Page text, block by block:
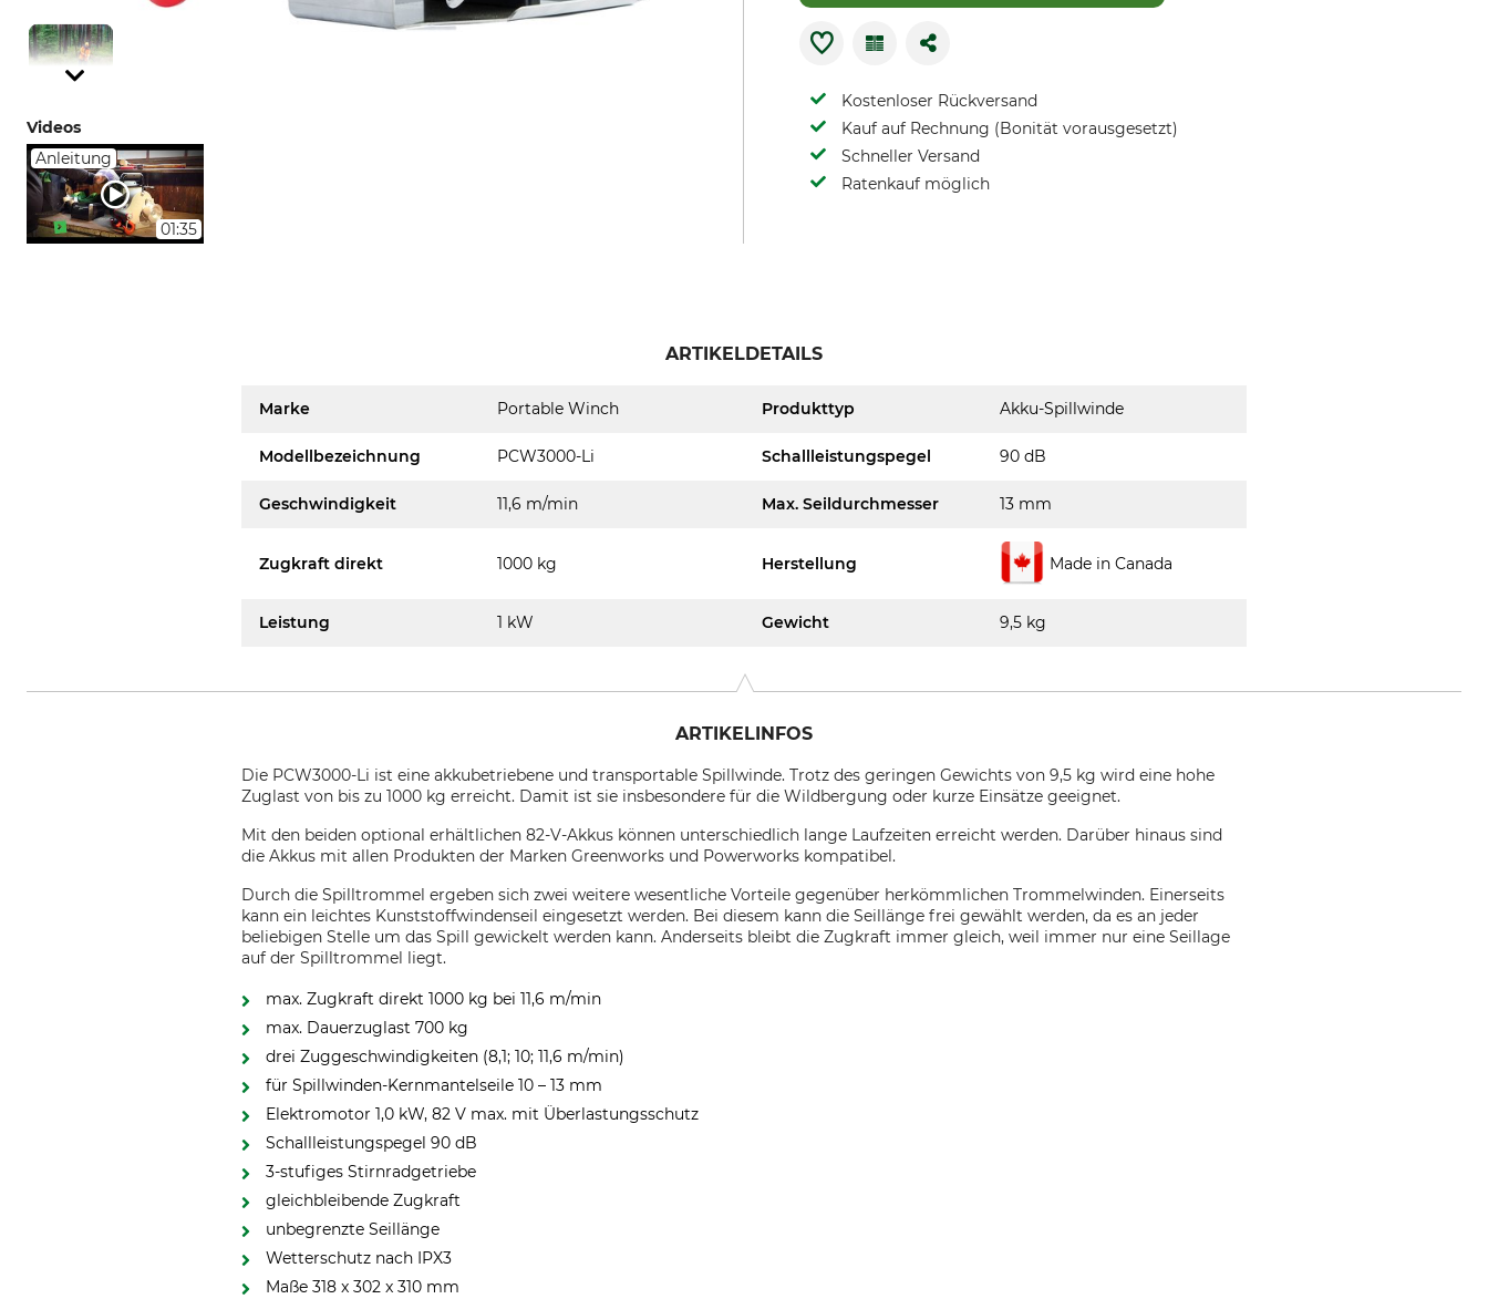
Videos
Anleitung
01:35
Kostenloser Rückversand
Kauf auf Rechnung (Bonität vorausgesetzt)
Schneller Versand
Ratenkauf möglich
ARTIKELDETAILS
Marke Portable Winch Produkttyp Akku-Spillwinde
Modellbezeichnung PCW3000-Li Schallleistungspegel 90 dB
Geschwindigkeit 11,6 m/min Max. Seildurchmesser 13 mm
Zugkraft direkt 1000 kg Herstellung Made in Canada
Leistung 1 kW Gewicht 9,5 kg
ARTIKELINFOS
Die PCW3000-Li ist eine akkubetriebene und transportable Spillwinde. Trotz des geringen Gewichts von 9,5 kg wird eine hohe
Zuglast von bis zu 1000 kg erreicht. Damit ist sie insbesondere für die Wildbergung oder kurze Einsätze geeignet.
Mit den beiden optional erhältlichen 82-V-Akkus können unterschiedlich lange Laufzeiten erreicht werden. Darüber hinaus sind
die Akkus mit allen Produkten der Marken Greenworks und Powerworks kompatibel.
Durch die Spilltrommel ergeben sich zwei weitere wesentliche Vorteile gegenüber herkömmlichen Trommelwinden. Einerseits
kann ein leichtes Kunststoffwindenseil eingesetzt werden. Bei diesem kann die Seillänge frei gewählt werden, da es an jeder
beliebigen Stelle um das Spill gewickelt werden kann. Anderseits bleibt die Zugkraft immer gleich, weil immer nur eine Seillage
auf der Spilltrommel liegt.
max. Zugkraft direkt 1000 kg bei 11,6 m/min
max. Dauerzuglast 700 kg
drei Zuggeschwindigkeiten (8,1; 10; 11,6 m/min)
für Spillwinden-Kernmantelseile 10 – 13 mm
Elektromotor 1,0 kW, 82 V max. mit Überlastungsschutz
Schallleistungspegel 90 dB
3-stufiges Stirnradgetriebe
gleichbleibende Zugkraft
unbegrenzte Seillänge
Wetterschutz nach IPX3
Maße 318 x 302 x 310 mm